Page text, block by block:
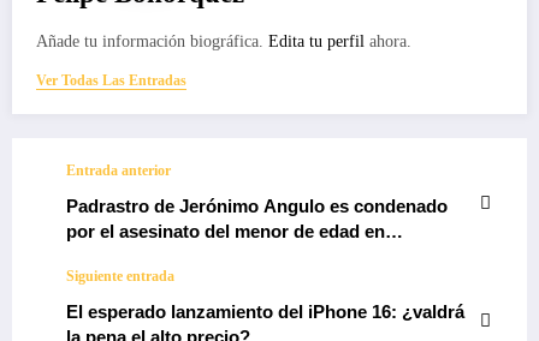
Añade tu información biográfica. Edita tu perfil ahora.
Ver Todas Las Entradas
Entrada anterior
Padrastro de Jerónimo Angulo es condenado
por el asesinato del menor de edad en
Siguiente entrada
El esperado lanzamiento del iPhone 16: ¿valdrá
la pena el alto precio?